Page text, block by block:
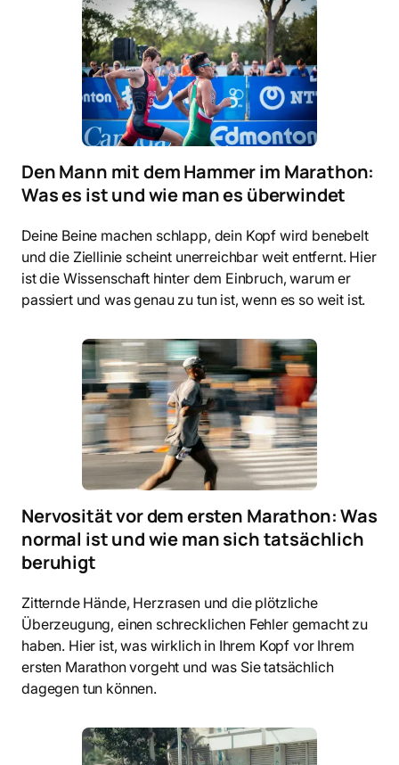
Den Mann mit dem Hammer im Marathon:
Was es ist und wie man es überwindet
Deine Beine machen schlapp, dein Kopf wird benebelt
und die Ziellinie scheint unerreichbar weit entfernt. Hier
ist die Wissenschaft hinter dem Einbruch, warum er
passiert und was genau zu tun ist, wenn es so weit ist.
Nervosität vor dem ersten Marathon: Was
normal ist und wie man sich tatsächlich
beruhigt
Zitternde Hände, Herzrasen und die plötzliche
Überzeugung, einen schrecklichen Fehler gemacht zu
haben. Hier ist, was wirklich in Ihrem Kopf vor Ihrem
ersten Marathon vorgeht und was Sie tatsächlich
dagegen tun können.